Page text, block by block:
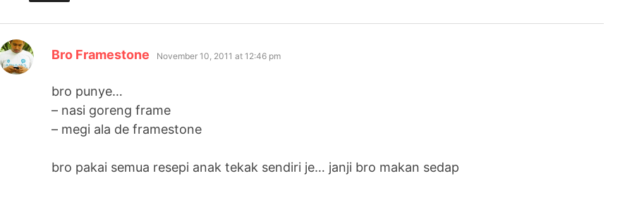
Bro Framestone says:
November 10, 2011 at 12:46 pm
bro punye…
– nasi goreng frame
– megi ala de framestone
bro pakai semua resepi anak tekak sendiri je… janji bro makan sedap